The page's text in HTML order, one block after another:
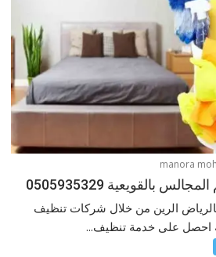
بالقويعية 0505935329
الرين من خلال شركات تنظيف
احصل على خدمة تنظيف...